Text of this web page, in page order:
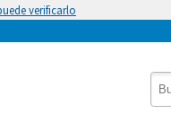
verificarlo